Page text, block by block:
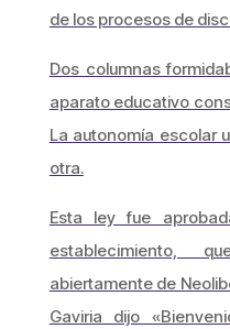
de los procesos de
Dos columnas
aparato educativo
La autonomía escolar
otra.
Esta ley fue
establecimiento,
abiertamente de
Gaviria dijo